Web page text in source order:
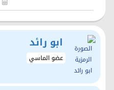
ابو رائد
عضو الماسي